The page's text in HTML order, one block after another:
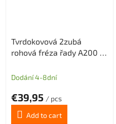
Tvrdokovová 2zubá
rohová fréza řady A200 s
pr.2 mm odlehčený krček
Dodání 4-8dní
€39,95 / pcs
Add to cart